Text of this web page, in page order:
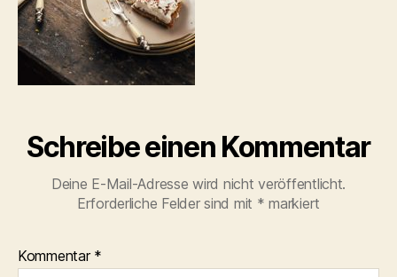
Schreibe einen Kommentar
Deine E-Mail-Adresse wird nicht veröffentlicht.
Erforderliche Felder sind mit * markiert
Kommentar *